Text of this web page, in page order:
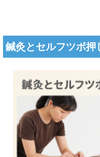
鍼灸とセルフツボ押